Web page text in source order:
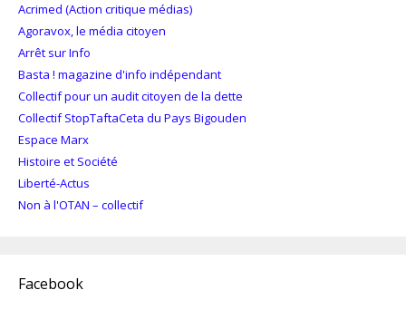
Acrimed (Action critique médias)
Agoravox, le média citoyen
Arrêt sur Info
Basta ! magazine d'info indépendant
Collectif pour un audit citoyen de la dette
Collectif StopTaftaCeta du Pays Bigouden
Espace Marx
Histoire et Société
Liberté-Actus
Non à l'OTAN – collectif
Facebook